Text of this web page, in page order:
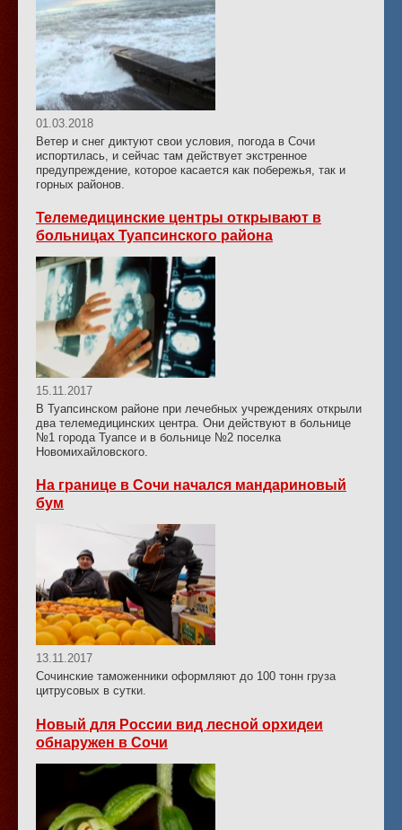
01.03.2018
Ветер и снег диктуют свои условия, погода в Сочи
испортилась, и сейчас там действует экстренное
предупреждение, которое касается как побережья, так и
горных районов.
Телемедицинские центры открывают в
больницах Туапсинского района
15.11.2017
В Туапсинском районе при лечебных учреждениях открыли
два телемедицинских центра. Они действуют в больнице
№1 города Туапсе и в больнице №2 поселка
Новомихайловского.
На границе в Сочи начался мандариновый
бум
13.11.2017
Сочинские таможенники оформляют до 100 тонн груза
цитрусовых в сутки.
Новый для России вид лесной орхидеи
обнаружен в Сочи